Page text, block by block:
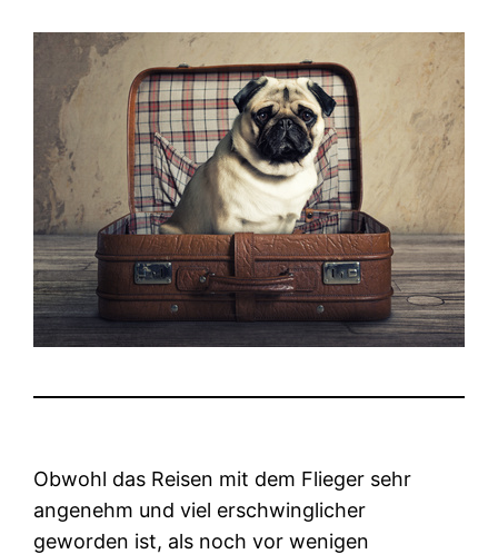
Obwohl das Reisen mit dem Flieger sehr
angenehm und viel erschwinglicher
geworden ist, als noch vor wenigen